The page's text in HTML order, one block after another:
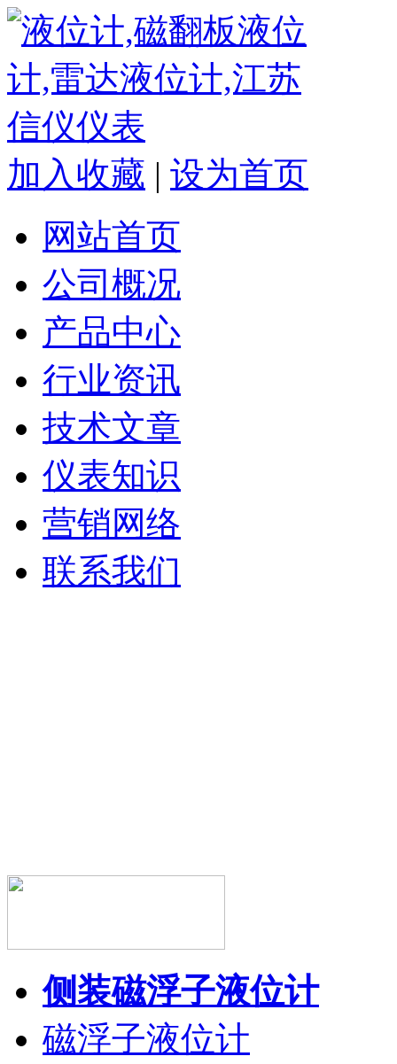
加入收藏 | 设为首页
网站首页
公司概况
产品中心
行业资讯
技术文章
仪表知识
营销网络
联系我们
侧装磁浮子液位计
磁浮子液位计